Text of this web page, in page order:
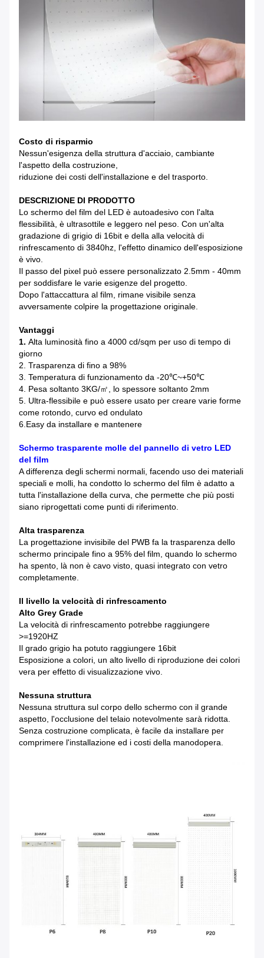
Costo di risparmio
Nessun'esigenza della struttura d'acciaio, cambiante
l'aspetto della costruzione,
riduzione dei costi dell'installazione e del trasporto.
DESCRIZIONE DI PRODOTTO
Lo schermo del film del LED è autoadesivo con l'alta
flessibilità, è ultrasottile e leggero nel peso. Con un'alta
gradazione di grigio di 16bit e della alla velocità di
rinfrescamento di 3840hz, l'effetto dinamico dell'esposizione
è vivo.
Il passo del pixel può essere personalizzato 2.5mm - 40mm
per soddisfare le varie esigenze del progetto.
Dopo l'attaccattura al film, rimane visibile senza
avversamente colpire la progettazione originale.
Vantaggi
1. Alta luminosità fino a 4000 cd/sqm per uso di tempo di
giorno
2. Trasparenza di fino a 98%
3. Temperatura di funzionamento da -20℃~+50℃
4. Pesa soltanto 3KG/㎡, lo spessore soltanto 2mm
5. Ultra-flessibile e può essere usato per creare varie forme
come rotondo, curvo ed ondulato
6.Easy da installare e mantenere
Schermo trasparente molle del pannello di vetro LED
del film
A differenza degli schermi normali, facendo uso dei materiali
speciali e molli, ha condotto lo schermo del film è adatto a
tutta l'installazione della curva, che permette che più posti
siano riprogettati come punti di riferimento.
Alta trasparenza
La progettazione invisibile del PWB fa la trasparenza dello
schermo principale fino a 95% del film, quando lo schermo
ha spento, là non è cavo visto, quasi integrato con vetro
completamente.
Il livello la velocità di rinfrescamento
Alto Grey Grade
La velocità di rinfrescamento potrebbe raggiungere
>=1920HZ
Il grado grigio ha potuto raggiungere 16bit
Esposizione a colori, un alto livello di riproduzione dei colori
vera per effetto di visualizzazione vivo.
Nessuna struttura
Nessuna struttura sul corpo dello schermo con il grande
aspetto, l'occlusione del telaio notevolmente sarà ridotta.
Senza costruzione complicata, è facile da installare per
comprimere l'installazione ed i costi della manodopera.